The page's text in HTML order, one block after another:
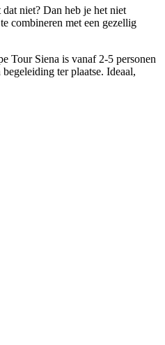
niet? Dan heb je het niet
combineren met een gezellig
Tour Siena is vanaf 2-5 personen
ter plaatse. Ideaal,